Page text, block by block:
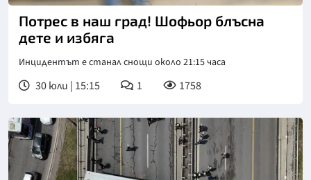
Потрес в наш град! Шофьор блъсна
дете и избяга
Инцидентът е станал снощи около 21:15 часа
30 юли | 15:15 1 1758